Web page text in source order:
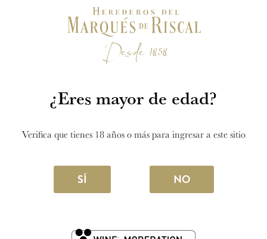
Visita el mejor viñedo
del mundo
VISITA LA BODEGA
¿Eres mayor de edad?
Verifica que tienes 18 años o más para ingresar a este sitio
SÍ NO